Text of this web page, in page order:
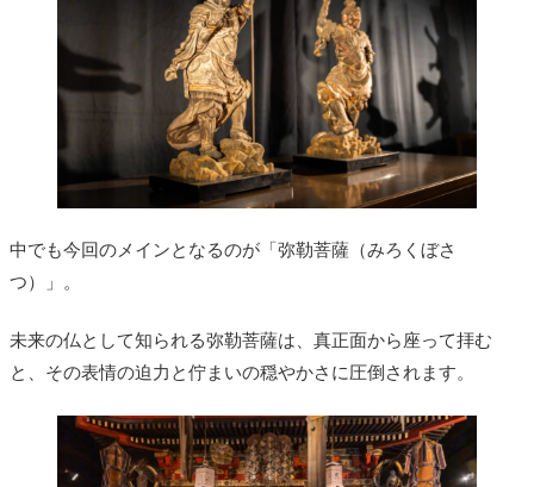
中でも今回のメインとなるのが「弥勒菩薩（みろくぼさ
つ）」。
未来の仏として知られる弥勒菩薩は、真正面から座って拝む
と、その表情の迫力と佇まいの穏やかさに圧倒されます。